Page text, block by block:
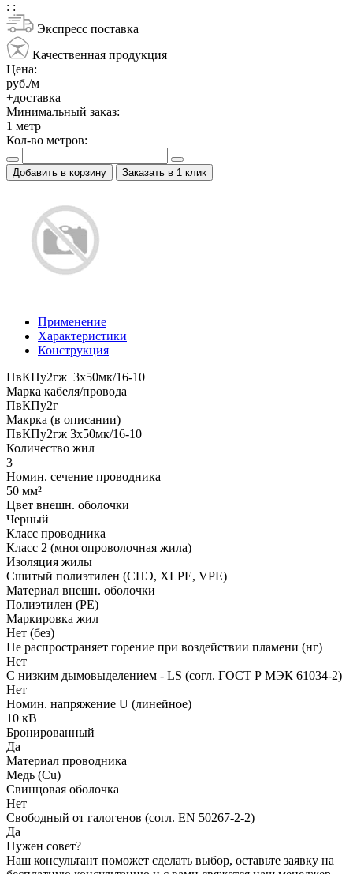
: :
Экспресс поставка
Качественная продукция
Цена:
руб./м
+доставка
Минимальный заказ:
1 метр
Кол-во метров:
Добавить в корзину Заказать в 1 клик
Применение
Характеристики
Конструкция
ПвКПу2гж 3x50мк/16-10
Марка кабеля/провода
ПвКПу2г
Макрка (в описании)
ПвКПу2гж 3x50мк/16-10
Количество жил
3
Номин. сечение проводника
50 мм²
Цвет внешн. оболочки
Черный
Класс проводника
Класс 2 (многопроволочная жила)
Изоляция жилы
Сшитый полиэтилен (СПЭ, XLPE, VPE)
Материал внешн. оболочки
Полиэтилен (PE)
Маркировка жил
Нет (без)
Не распространяет горение при воздействии пламени (нг)
Нет
С низким дымовыделением - LS (согл. ГОСТ Р МЭК 61034-2)
Нет
Номин. напряжение U (линейное)
10 кВ
Бронированный
Да
Материал проводника
Медь (Cu)
Свинцовая оболочка
Нет
Свободный от галогенов (согл. EN 50267-2-2)
Да
Нужен совет?
Наш консультант поможет сделать выбор, оставьте заявку на